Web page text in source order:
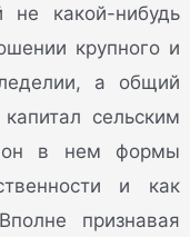
не какой-нибудь
крупного и
а общий
сельским
он в нем формы
и как
признавая